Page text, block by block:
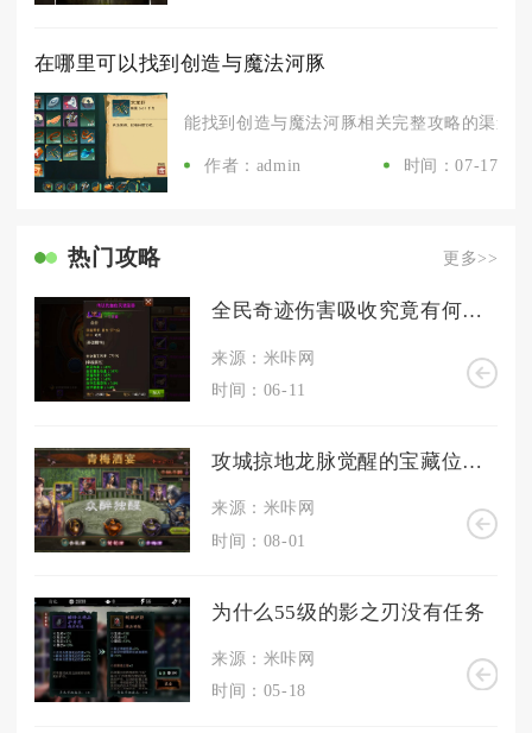
在哪里可以找到创造与魔法河豚
能找到创造与魔法河豚相关完整攻略的渠道
作者：admin 时间：07-17
热门攻略 更多>>
全民奇迹伤害吸收究竟有何用处
来源：米咔网
时间：06-11
攻城掠地龙脉觉醒的宝藏位置在哪里
来源：米咔网
时间：08-01
为什么55级的影之刃没有任务
来源：米咔网
时间：05-18